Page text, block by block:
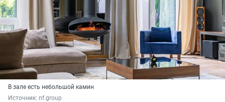
В зале есть небольшой камин
Источник: nf.group